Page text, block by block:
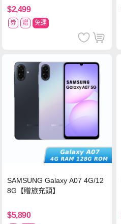
$2,499
券 贈 免運
SAMSUNG Galaxy A07 4G/12
8G【贈旅充頭】
$5,890